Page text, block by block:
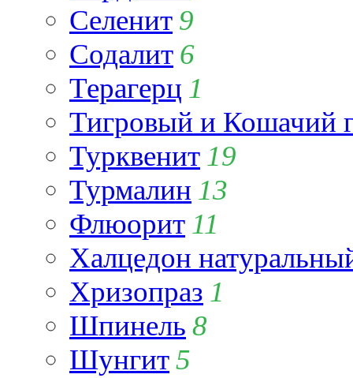
Селенит 9
Содалит 6
Терагерц 1
Тигровый и Кошачий
Турквенит 19
Турмалин 13
Флюорит 11
Халцедон
Хризопраз 1
Шпинель 8
Шунгит5